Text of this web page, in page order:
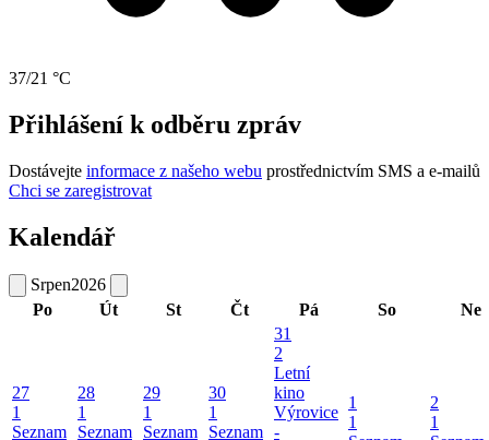
37/21 °C
Přihlášení k odběru zpráv
Dostávejte informace z našeho webu prostřednictvím SMS a e-mailů
Chci se zaregistrovat
Kalendář
Srpen2026
Po
Út St Čt Pá So Ne
27
1
Seznam
28
1
Seznam
29
1
Seznam
30
1
Seznam
31
2
Letní
kino
Výrovice
-
1
1
2
1